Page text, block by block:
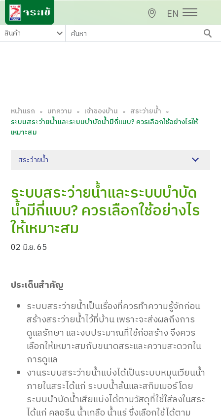
EN
หน้าแรก ∘ บทความ ∘ เจ้าของบ้าน ∘ สระว่ายน้ำ ∘
ระบบสระว่ายน้ำและระบบบำบัดน้ำมีกี่แบบ? ควรเลือกใช้อย่างไรให้
เหมาะสม
สระว่ายน้ำ
ระบบสระว่ายน้ำและระบบบำบัด
น้ำมีกี่แบบ? ควรเลือกใช้อย่างไร
ให้เหมาะสม
02 มิ.ย. 65
ประเด็นสำคัญ
ระบบสระว่ายน้ำเป็นเรื่องที่ควรทำความรู้จักก่อน
สร้างสระว่ายน้ำไว้ที่บ้าน เพราะจะส่งผลถึงการ
ดูแลรักษา และงบประมาณที่ใช้ก่อสร้าง จึงควร
เลือกให้เหมาะสมกับขนาดสระและความสะดวกใน
การดูแล
งานระบบสระว่ายน้ำแบ่งได้เป็นระบบหมุนเวียนน้ำ
ภายในสระได้แก่ ระบบน้ำล้นและสกิมเมอร์ โดย
ระบบบำบัดน้ำเสียแบ่งได้ตามวัสดุที่ใช้ใส่ลงในสระ
ได้แก่ คลอรีน น้ำเกลือ น้ำแร่ ซึ่งเลือกใช้ได้ตาม